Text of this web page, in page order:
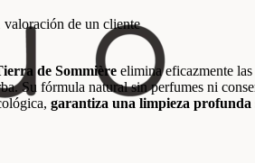
valoración de un cliente
de Sommière elimina eficazmente las
Su fórmula natural sin perfumes ni
garantiza una limpieza profunda